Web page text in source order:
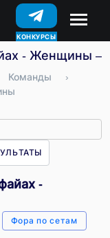
КОНКУРСЫ
- Женщины –
Команды
›
-
Фора по сетам